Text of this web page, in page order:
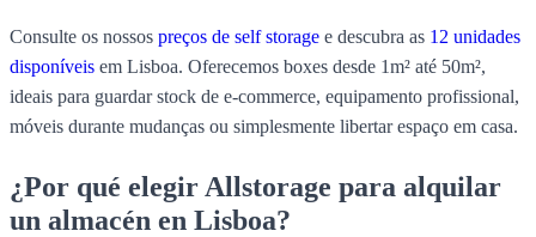
Consulte os nossos preços de self storage e descubra as 12 unidades
disponíveis em Lisboa. Oferecemos boxes desde 1m² até 50m²,
ideais para guardar stock de e-commerce, equipamento profissional,
móveis durante mudanças ou simplesmente libertar espaço em casa.
¿Por qué elegir Allstorage para alquilar
un almacén en Lisboa?